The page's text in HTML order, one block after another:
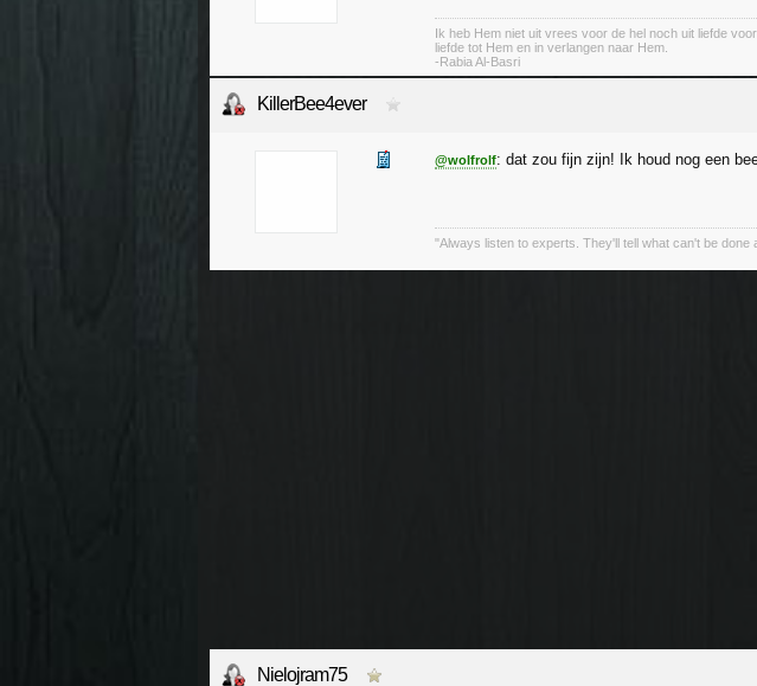
Ik heb Hem niet uit vrees voor de hel noch uit liefde
liefde tot Hem en in verlangen naar Hem.
-Rabia Al-Basri
KillerBee4ever
@wolfrolf: dat zou fijn zijn! Ik houd nog een
"Always listen to experts. They'll tell what can't be done
Nielojram75